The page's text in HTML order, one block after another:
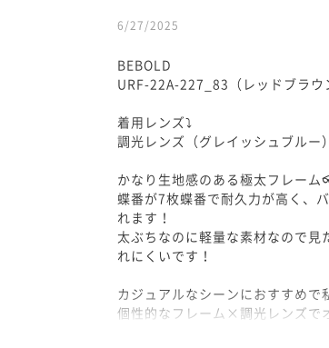
6/27/2025
BEBOLD
URF-22A-227_83（レッドブラウ
着用レンズ⤵︎
調光レンズ（グレイッシュブルー）
かなり生地感のある極太フレーム
蝶番が7枚蝶番で耐久力が高く、
れます！
太ぶちなのに軽量な素材なので
れにくいです！
カジュアルなシーンにおすすめで
個性的なフレーム×調光レンズで
カラーレンズで仕上げてサング